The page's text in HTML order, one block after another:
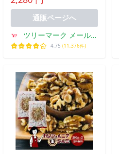
通販ページへ
ツリーマーク メール便
専門支店
4.75 (11,376件)